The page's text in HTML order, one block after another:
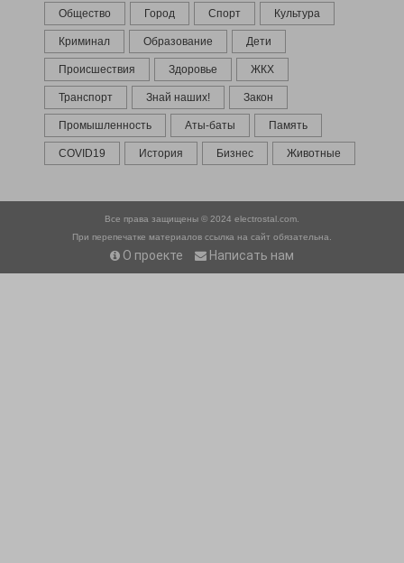
Общество Город Спорт Культура
Криминал Образование Дети
Происшествия Здоровье ЖКХ
Транспорт Знай наших! Закон
Промышленность Аты-баты Память
COVID19 История Бизнес Животные
Все права защищены © 2024 electrostal.com.
При перепечатке материалов ссылка на сайт обязательна.
О проекте Написать нам